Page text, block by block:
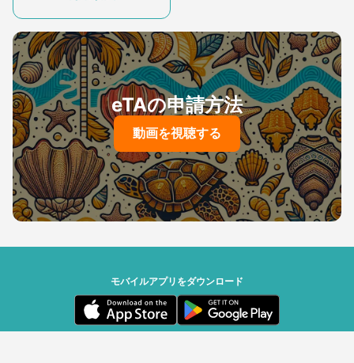
eTAの申請方法
動画を視聴する
モバイルアプリをダウンロード